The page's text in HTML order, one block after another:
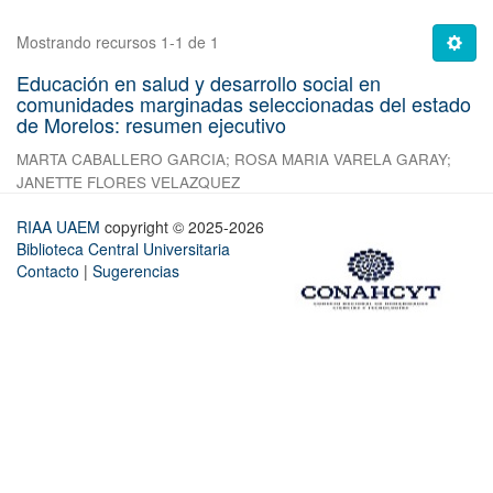
Mostrando recursos 1-1 de 1
Educación en salud y desarrollo social en
comunidades marginadas seleccionadas del estado
de Morelos: resumen ejecutivo
MARTA CABALLERO GARCIA; ROSA MARIA VARELA GARAY;
JANETTE FLORES VELAZQUEZ
RIAA UAEM copyright © 2025-2026
Biblioteca Central Universitaria
Contacto | Sugerencias